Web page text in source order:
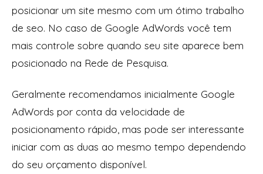
posicionar um site mesmo com um ótimo trabalho
de seo. No caso de Google AdWords você tem
mais controle sobre quando seu site aparece bem
posicionado na Rede de Pesquisa.
Geralmente recomendamos inicialmente Google
AdWords por conta da velocidade de
posicionamento rápido, mas pode ser interessante
iniciar com as duas ao mesmo tempo dependendo
do seu orçamento disponível.